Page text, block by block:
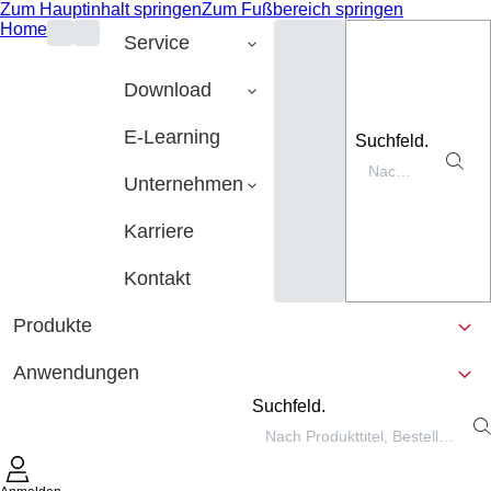
Zum Hauptinhalt springenZum Fußbereich springen
Home
Service
Download
E-Learning
Unternehmen
Karriere
Kontakt
Suchfeld.
Produkte
Anwendungen
Suchfeld.